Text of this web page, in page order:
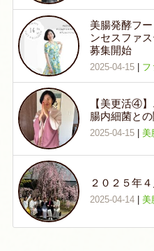
美腸発酵フ
ンセスファ
募集開始
2025-04-15| フ
【美更活④
腸内細菌と
2025-04-15| 美
２０２５年
2025-04-14| 美